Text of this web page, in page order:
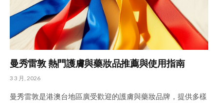
曼秀雷敦 熱門護膚與藥妝品推薦與使用指南
3 3 月, 2026
曼秀雷敦是港澳台地區廣受歡迎的護膚與藥妝品牌，提供多樣